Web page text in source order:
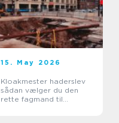
15. May 2026
Kloakmester haderslev
sådan vælger du den
rette fagmand til